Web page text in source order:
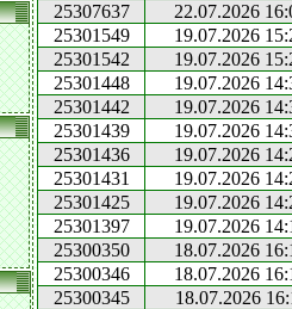
25307637
22.07.2026
25301549
19.07.2026
25301542
19.07.2026
25301448
19.07.2026
25301442
19.07.2026
25301439
19.07.2026
25301436
19.07.2026
25301431
19.07.2026
25301425
19.07.2026
25301397
19.07.2026
25300350
18.07.2026
25300346
18.07.2026
25300345
18.07.2026